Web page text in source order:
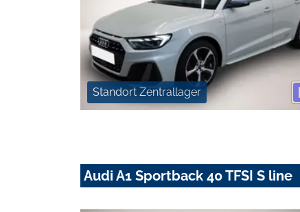
Standort Zentrallager
Audi A1 Sportback 40 TFSI S line